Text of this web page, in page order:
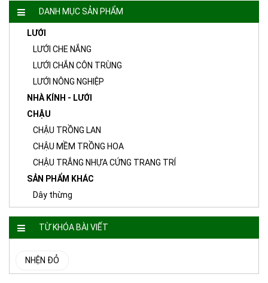
DANH MỤC SẢN PHẨM
LƯỚI
LƯỚI CHE NẮNG
LƯỚI CHẮN CÔN TRÙNG
LƯỚI NÔNG NGHIỆP
NHÀ KÍNH - LƯỚI
CHẬU
CHẬU TRỒNG LAN
CHẬU MỀM TRỒNG HOA
CHẬU TRẮNG NHỰA CỨNG TRANG TRÍ
SẢN PHẨM KHÁC
Dây thừng
TỪ KHÓA BÀI VIẾT
NHỆN ĐỎ